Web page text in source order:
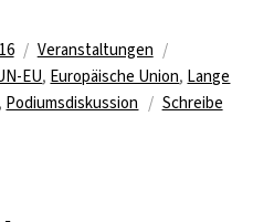
Kategorien
Veranstaltungen
EU, Europäische Union, Lange
, Podiumsdiskussion
Schreibe